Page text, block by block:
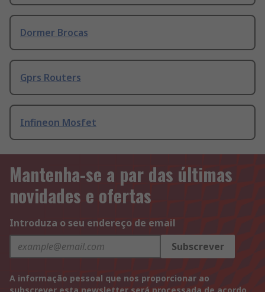
Dormer Brocas
Gprs Routers
Infineon Mosfet
Mantenha-se a par das últimas
novidades e ofertas
Introduza o seu endereço de email
Subscrever
A informação pessoal que nos proporcionar ao